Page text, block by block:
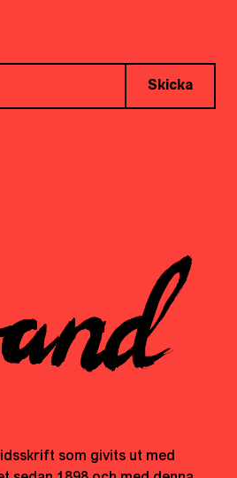
Skicka
som givits ut med